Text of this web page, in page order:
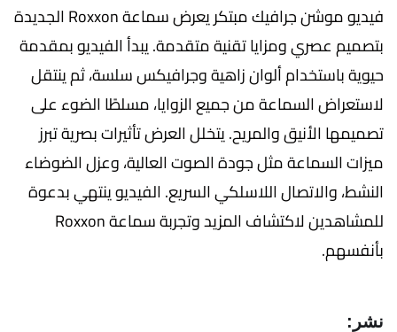
فيديو موشن جرافيك مبتكر يعرض سماعة Roxxon الجديدة
بتصميم عصري ومزايا تقنية متقدمة. يبدأ الفيديو بمقدمة
حيوية باستخدام ألوان زاهية وجرافيكس سلسة، ثم ينتقل
لاستعراض السماعة من جميع الزوايا، مسلطًا الضوء على
تصميمها الأنيق والمريح. يتخلل العرض تأثيرات بصرية تبرز
ميزات السماعة مثل جودة الصوت العالية، وعزل الضوضاء
النشط، والاتصال اللاسلكي السريع. الفيديو ينتهي بدعوة
للمشاهدين لاكتشاف المزيد وتجربة سماعة Roxxon
بأنفسهم.
نشر: